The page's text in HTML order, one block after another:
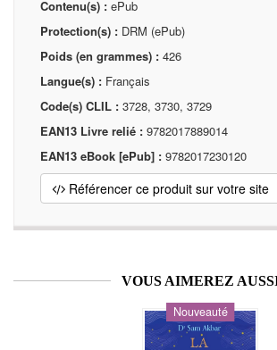
Contenu(s) : ePub
Protection(s) : DRM (ePub)
Poids (en grammes) : 426
Langue(s) : Français
Code(s) CLIL : 3728, 3730, 3729
EAN13 Livre relié : 9782017889014
EAN13 eBook [ePub] : 9782017230120
Référencer ce produit sur votre site
VOUS AIMEREZ
Nouveauté